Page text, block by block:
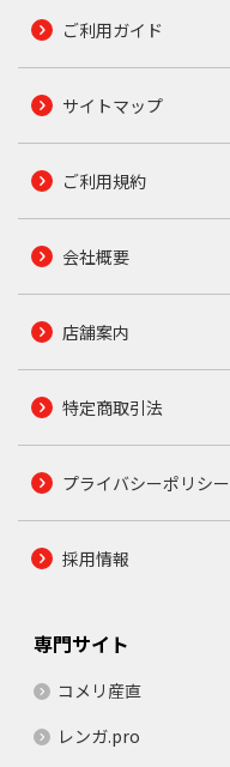
ご利用ガイド
サイトマップ
ご利用規約
会社概要
店舗案内
特定商取引法
プライバシーポリシー
採用情報
専門サイト
コメリ産直
レンガ.pro